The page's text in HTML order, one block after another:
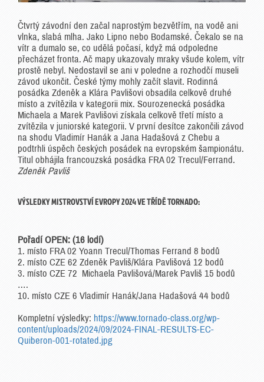
Čtvrtý závodní den začal naprostým bezvětřím, na vodě ani
vlnka, slabá mlha. Jako Lipno nebo Bodamské. Čekalo se na
vítr a dumalo se, co udělá počasí, když má odpoledne
přecházet fronta. Ač mapy ukazovaly mraky všude kolem, vítr
prostě nebyl. Nedostavil se ani v poledne a rozhodčí museli
závod ukončit. České týmy mohly začít slavit. Rodinná
posádka Zdeněk a Klára Pavlišovi obsadila celkově druhé
místo a zvítězila v kategorii mix. Sourozenecká posádka
Michaela a Marek Pavlišovi získala celkově třetí místo a
zvítězila v juniorské kategorii. V první desítce zakončili závod
na shodu Vladimír Hanák a Jana Hadašová z Chebu a
podtrhli úspěch českých posádek na evropském šampionátu.
Titul obhájila francouzská posádka FRA 02 Trecul/Ferrand.
Zdeněk Pavliš
VÝSLEDKY MISTROVSTVÍ EVROPY 2024 VE TŘÍDĚ TORNADO:
Pořadí OPEN: (16 lodí)
1. místo FRA 02 Yoann Trecul/Thomas Ferrand 8 bodů
2. místo CZE 62 Zdeněk Pavliš/Klára Pavlišová 12 bodů
3. místo CZE 72 Michaela Pavlišová/Marek Pavliš 15 bodů
….
10. místo CZE 6 Vladimír Hanák/Jana Hadašová 44 bodů
Kompletní výsledky: https://www.tornado-class.org/wp-
content/uploads/2024/09/2024-FINAL-RESULTS-EC-
Quiberon-001-rotated.jpg